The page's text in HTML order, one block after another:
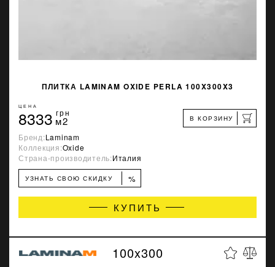
ПЛИТКА LAMINAM OXIDE PERLA 100X300X3
ЦЕНА
8333 грн
м2 В КОРЗИНУ
Бренд:Laminam
Коллекция:Oxide
Страна-производитель:Италия
УЗНАТЬ СВОЮ СКИДКУ %
КУПИТЬ
100x300